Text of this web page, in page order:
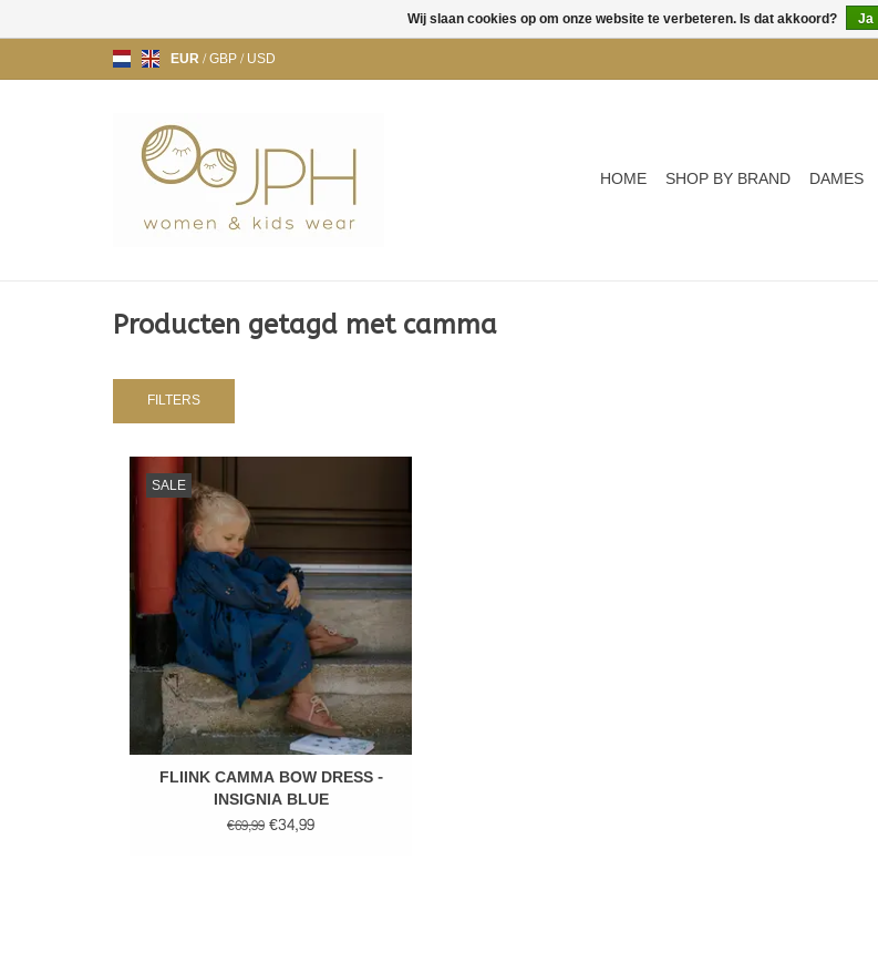
EUR/GBP/USD
HOME SHOP BY BRAND DAMES
Producten getagd met camma
FILTERS
SALE
FLIINK CAMMA BOW DRESS - INSIGNIA
FLIINK CAMMA BOW DRESS -
INSIGNIA BLUE
€69,99€34,99
Wij slaan cookies op om onze website te verbeteren. Is dat akkoord? Ja